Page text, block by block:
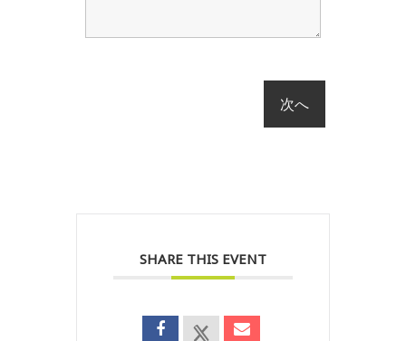
SHARE THIS EVENT